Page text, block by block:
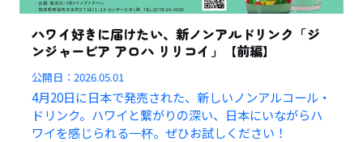
ハワイ好きに届けたい、新ノンアルドリンク「ジ
ンジャービア アロハ リリコイ」【前編】
公開日：2026.05.01
4月20日に日本で発売された、新しいノンアルコール・
ドリンク。ハワイと繋がりの深い、日本にいながらハ
ワイを感じられる一杯。ぜひお試しください！